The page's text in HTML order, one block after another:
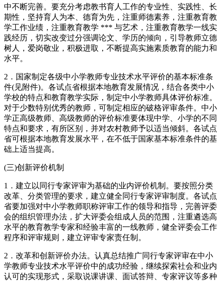
中不断完善。要充分考虑教书育人工作的专业性、实践性、长
期性，坚持育人为本、德育为先，注重师德素养，注重教育教
学工作业绩，注重教育教学 *** 与艺术，注重教育教学一线实
践经历，切实改变过分强调论文、学历的倾向，引导教师立德
树人，爱岗敬业，积极进取，不断提高实施素质教育的能力和
水平。
2．国家制定各级中小学教师专业技术水平评价的基本标准条
件(见附件)。各试点省根据本地教育发展情况，结合各类中小
学校的特点和教育教学实际，制定中小学教师具体评价标准。
对于少数特别优秀的教师，可制定相应的破格评审条件。中小
学正高级教师、高级教师的评价标准要体现中学、小学的不同
特点和要求，有所区别，并对农村教师予以适当倾斜。各试点
省可根据本地教育发展水平，在不低于国家基本标准条件的基
础上适当提高。
(三)创新评价机制
1．建立以同行专家评审为基础的业内评价机制。要按照分类
改革、分类管理的要求，建立健全同行专家评审制度。各试点
省要加强对中小学教师职称评审工作的领导和指导，完善评委
会的组织管理办法，扩大评委会组成人员的范围，注重遴选高
水平的教育教学专家和经验丰富的一线教师，健全评委会工作
程序和评审规则，建立评审专家责任制。
2．改革和创新评价办法。认真总结推广同行专家评审在中小
学教师专业技术水平评价中的成功经验，继续探索社会和业内
认可的实现形式，采取说课讲课、面试答辩、专家评议等多种